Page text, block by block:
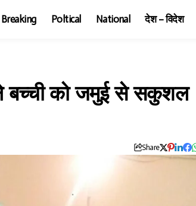
Breaking Poltical National देश – विदेश
ने बच्ची को जमुई से सकुशल
Share